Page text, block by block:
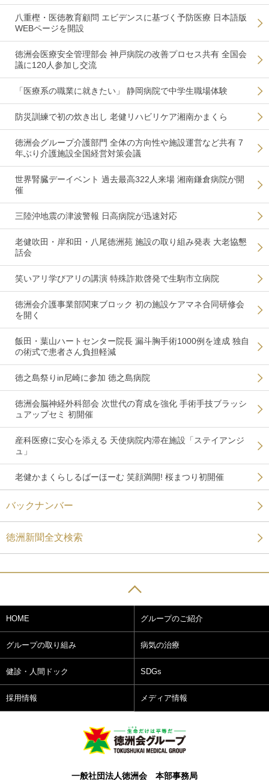
八重樫・医徳教育顧問 エビデンスに基づく予防医療 日本語版
WEBページを開設
徳洲会医療安全管理部会 神戸病院の改善プロセス共有 全国会
議に120人参加し交流
「医療系の職業に就きたい」 静岡病院で中学生職場体験
防災訓練で初の炊き出し 老健リハビリケア湘南かまくら
徳洲会グループ介護部門 全体の方向性や施設運営など共有 7
年ぶり介護施設全国経営対策会議
世界腎臓デーイベント 過去最高322人来場 湘南鎌倉病院が開
催
三陸沖地震の津波警報 日高病院が迅速対応
老健吹田・岸和田・八尾徳洲苑 施設の取り組み発表 大老協懇
話会
笑いアリ学びアリの講演 特殊詐欺啓発で生駒市立病院
徳洲会介護事業部関東ブロック 初の施設ケアマネ合同研修会
を開く
飯田・葉山ハートセンター院長 漏斗胸手術1000例を達成 独自
の術式で患者さん負担軽減
徳之島祭りin尼崎に参加 徳之島病院
徳洲会脳神経外科部会 次世代の育成を強化 手術手技ブラッシ
ュアップセミ 初開催
産科医療に安心を添える 天使病院内滞在施設「ステイアンジ
ュ」
老健かまくらしるばーほーむ 笑顔満開! 桜まつり初開催
バックナンバー
徳洲新聞全文検索
HOME グループのご紹介
グループの取り組み 病気の治療
健診・人間ドック SDGs
採用情報 メディア情報
一般社団法人徳洲会 本部事務局